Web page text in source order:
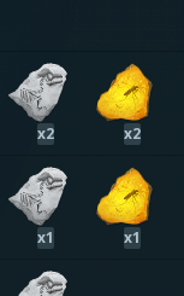
x2 x2
x1 x1